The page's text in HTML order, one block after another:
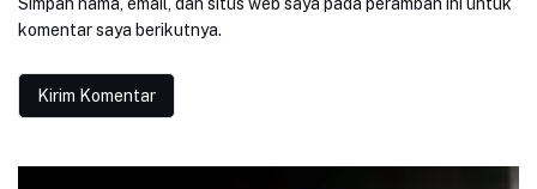
Simpan nama, email, dan situs web saya pada peramban ini untuk
komentar saya berikutnya.